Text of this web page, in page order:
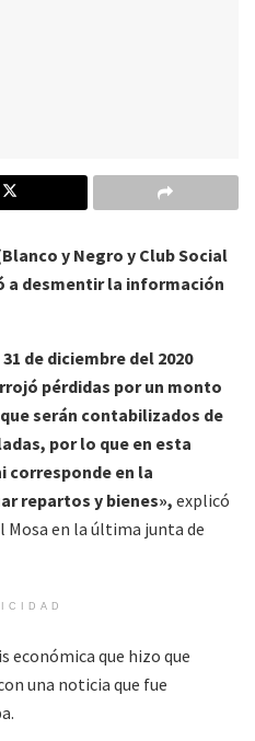
y Negro y Club Social
a desmentir la información
de diciembre del 2020
pérdidas por un monto
serán contabilizados de
por lo que en esta
corresponde en la
repartos y bienes», explicó
Mosa en la última junta de
económica que hizo que
una noticia que fue